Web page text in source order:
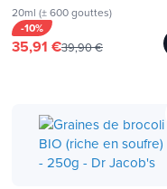
20ml (± 600 gouttes)
-10%
35,91 €39,90 €